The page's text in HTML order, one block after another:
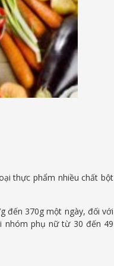
thực phẩm nhiều chất bột
đến 370g một ngày, đối với
nhóm phụ nữ từ 30 đến 49